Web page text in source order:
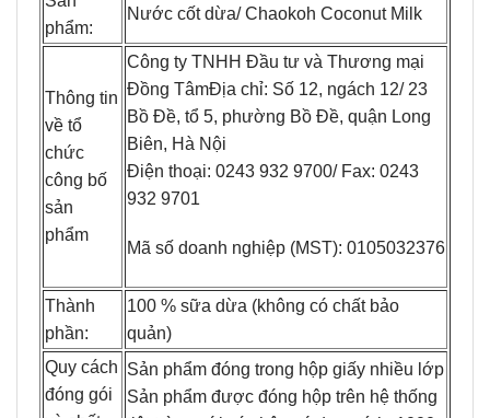
phẩm:
Nước cốt dừa/ Chaokoh Coconut Milk
Thông tin
về tổ
chức
công bố
sản
phẩm
Công ty TNHH Đầu tư và Thương mại
Đồng TâmĐịa chỉ: Số 12, ngách 12/ 23
Bồ Đề, tổ 5, phường Bồ Đề, quận Long
Biên, Hà Nội
Điện thoại: 0243 932 9700/ Fax: 0243
932 9701
Mã số doanh nghiệp (MST): 0105032376
Thành
phần:
100 % sữa dừa (không có chất bảo
quản)
Quy cách
đóng gói
Sản phẩm đóng trong hộp giấy nhiều lớp
Sản phẩm được đóng hộp trên hệ thống